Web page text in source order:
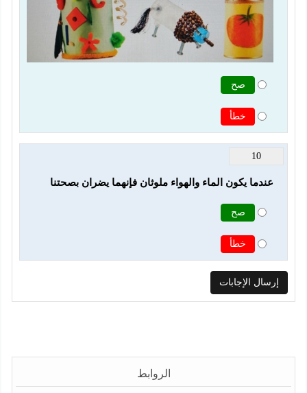
صح
خطأ
10
عندما يكون الماء والهواء ملوثان فإنهما يضران بصحتنا
صح
خطأ
الروابط